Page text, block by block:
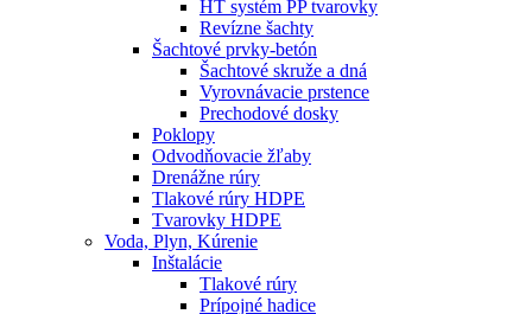
HT systém PP tvarovky
Revízne šachty
Šachtové prvky-betón
Šachtové skruže a dná
Vyrovnávacie prstence
Prechodové dosky
Poklopy
Odvodňovacie žľaby
Drenážne rúry
Tlakové rúry HDPE
Tvarovky HDPE
Voda, Plyn, Kúrenie
Inštalácie
Tlakové rúry
Prípojné hadice